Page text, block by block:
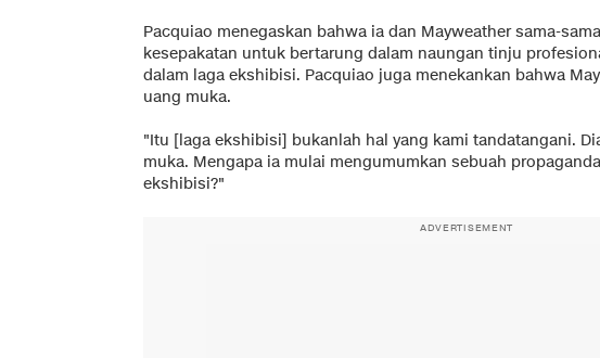
Pacquiao menegaskan bahwa ia dan Mayweather sama-
kesepakatan untuk bertarung dalam naungan tinju
dalam laga ekshibisi. Pacquiao juga menekankan bahwa
uang muka.
"Itu [laga ekshibisi] bukanlah hal yang kami tandatangani.
muka. Mengapa ia mulai mengumumkan sebuah
ekshibisi?"
ADVERTISEMENT